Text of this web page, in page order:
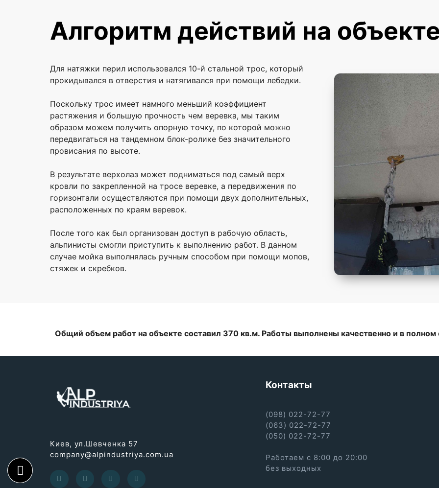
Алгоритм действий на
Для натяжки перил использовался 10-й стальной трос, который
прокидывался в отверстия и натягивался при помощи лебедки.
Поскольку трос имеет намного меньший коэффициент
растяжения и большую прочность чем веревка, мы таким
образом можем получить опорную точку, по которой можно
передвигаться на тандемном блок-ролике без значительного
провисания по высоте.
В результате верхолаз может подниматься под самый верх
кровли по закрепленной на тросе веревке, а передвижения по
горизонтали осуществляются при помощи двух дополнительных,
расположенных по краям веревок.
После того как был организован доступ в рабочую область,
альпинисты смогли приступить к выполнению работ. В данном
случае мойка выполнялась ручным способом при помощи мопов,
стяжек и скребков.
Общий объем работ на объекте составил 370 кв.м. Работы выполнены качественно и в
Киев, ул.Шевченка 57
company@alpindustriya.com.ua
Контакты
(098) 022-72-77
(063) 022-72-77
(050) 022-72-77
Работаем с 8:00 до 20:00
без выходных